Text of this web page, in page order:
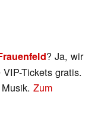
? Ja, wir
Tickets gratis.
Musik.Zum